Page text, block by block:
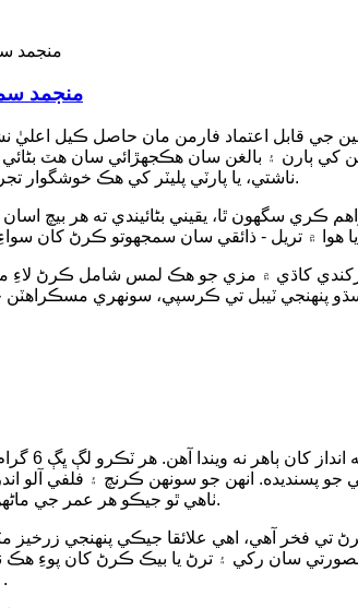
منجمد
جي قابل اعتماد فارمن مان حاصل ڪيل اعليٰ
کي ٻارن ۽ بالغن سان هڪجهڙائي سان هٽ بڻائي
ناشتي، يا پارٽي پليٽر کي هڪ خوشگوار تجربي ۾ تبديل ڪري ٿي.
سگهون ٿا، يقيني بڻائيندي ته هر بيچ
کاڌي ۾ مزي جو هڪ لمس شامل ڪرڻ لاءِ
ٻاهرئين پاسي ڪرسپي ۽
جو پسنديده. انهن جو سونهن ڪرنچ ۽ فلفي آلو
ٺاهي ٿو جيڪو هر عمر جي ماڻهن کي پسند ايندو آهي.
تي فخر آهي، اهي علائقا جيڪي پنهنجي زرخيز
سان رکي ۽ ترڻ يا بيڪ ڪرڻ کان پوءِ هڪ
۽ بناوت فراهم ڪري.